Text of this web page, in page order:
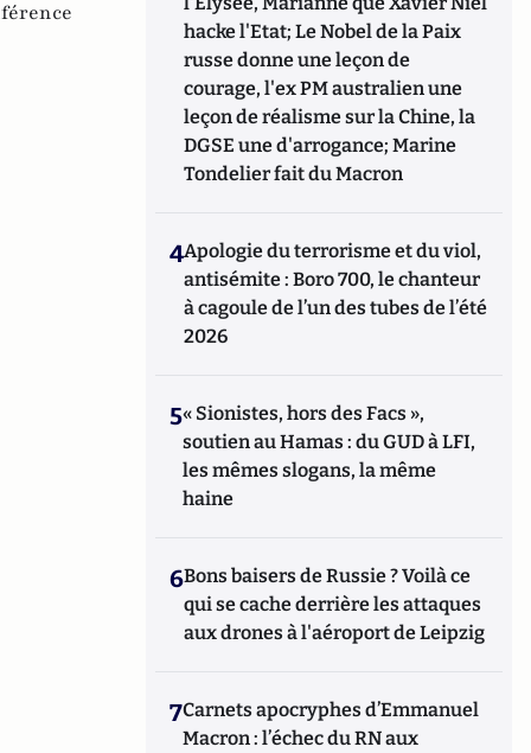
hacke l'Etat; Le Nobel de la Paix
russe donne une leçon de
courage, l'ex PM australien une
leçon de réalisme sur la Chine, la
DGSE une d'arrogance; Marine
Tondelier fait du Macron
4Apologie du terrorisme et du viol,
antisémite : Boro 700, le chanteur
à cagoule de l’un des tubes de l’été
2026
5« Sionistes, hors des Facs »,
soutien au Hamas : du GUD à LFI,
les mêmes slogans, la même
haine
6Bons baisers de Russie ? Voilà ce
qui se cache derrière les attaques
aux drones à l'aéroport de Leipzig
7Carnets apocryphes d’Emmanuel
Macron : l’échec du RN aux